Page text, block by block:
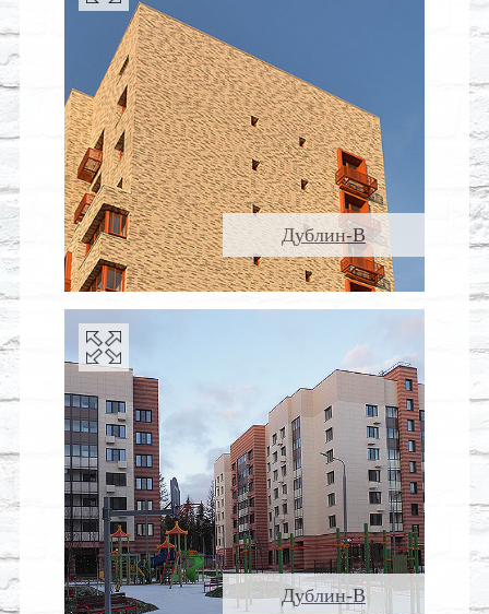
Дублин-В
Дублин-В